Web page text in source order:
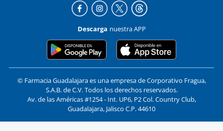
Descarga nuestra APP
© Farmacia Guadalajara es una empresa de Corporativo Fragua,
S.A.B. de C.V. Todos los derechos reservados.
Av. de las Américas #1254 - Int. UP6, P2 Col. Country Club,
Guadalajara, Jalisco C.P. 44610